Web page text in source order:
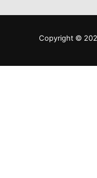
Copyright ©